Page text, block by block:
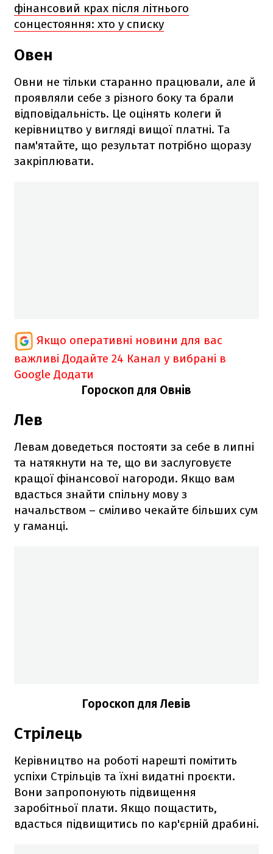
фінансовий крах після літнього
сонцестояння: хто у списку
Овен
Овни не тільки старанно працювали, але й
проявляли себе з різного боку та брали
відповідальність. Це оцінять колеги й
керівництво у вигляді вищої платні. Та
пам'ятайте, що результат потрібно щоразу
закріплювати.
Якщо оперативні новини для вас
важливі Додайте 24 Канал у вибрані в
Google Додати
Гороскоп для Овнів
Лев
Левам доведеться постояти за себе в липні
та натякнути на те, що ви заслуговуєте
кращої фінансової нагороди. Якщо вам
вдасться знайти спільну мову з
начальством – сміливо чекайте більших сум
у гаманці.
Гороскоп для Левів
Стрілець
Керівництво на роботі нарешті помітить
успіхи Стрільців та їхні видатні проєкти.
Вони запропонують підвищення
заробітньої плати. Якщо пощастить,
вдасться підвищитись по кар'єрній драбині.